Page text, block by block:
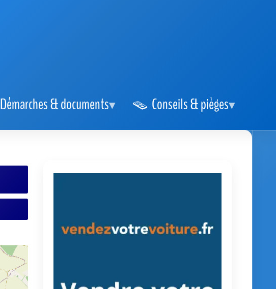
Démarches & documents Conseils & pièges